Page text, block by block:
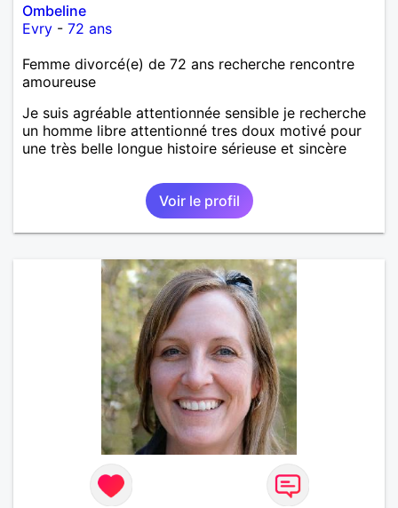
Ombeline
Evry - 72 ans
Femme divorcé(e) de 72 ans recherche rencontre
amoureuse
Je suis agréable attentionnée sensible je recherche
un homme libre attentionné tres doux motivé pour
une très belle longue histoire sérieuse et sincère
Voir le profil